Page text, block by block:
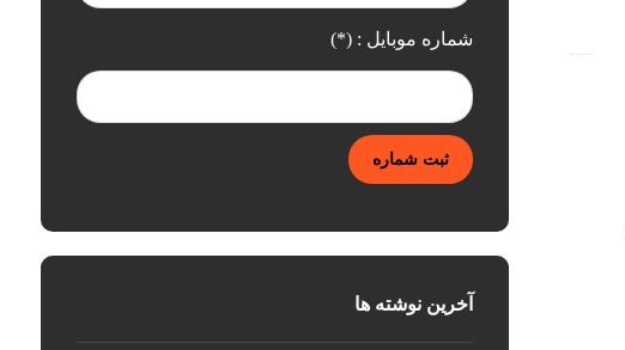
شماره موبایل : (*)
ثبت شماره
آخرین نوشته ها